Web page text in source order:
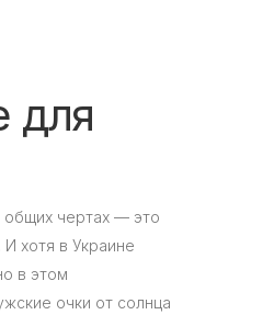
для
общих чертах — это
хотя в Украине
в этом
очки от солнца